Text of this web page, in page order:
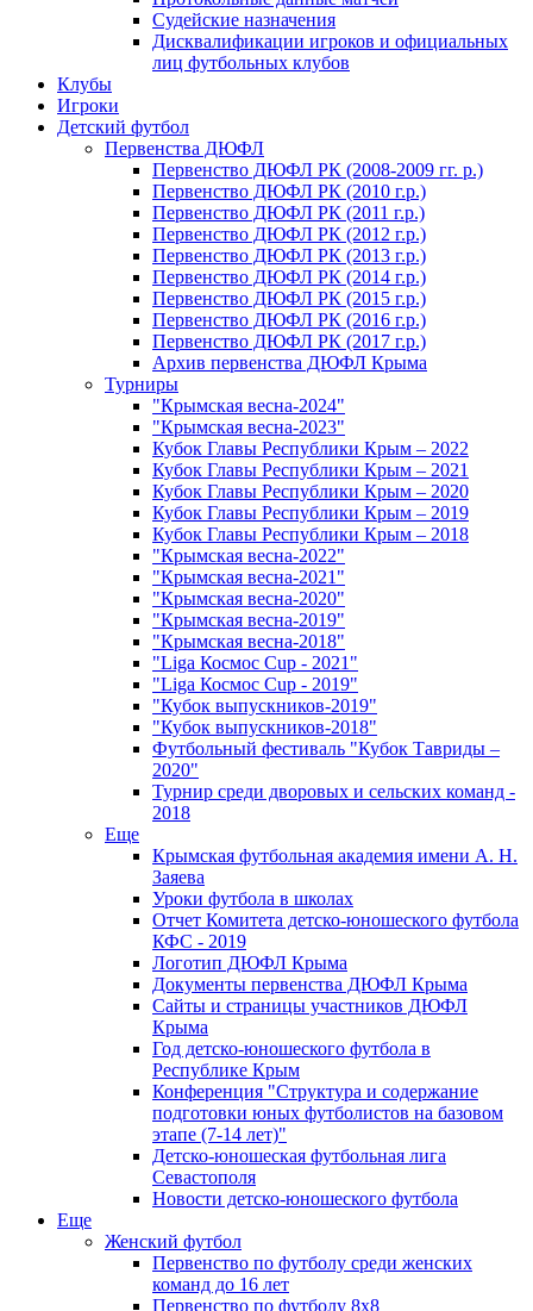
Судейские назначения
Дисквалификации игроков и официальных
лиц футбольных клубов
Клубы
Игроки
Детский футбол
Первенства ДЮФЛ
Первенство ДЮФЛ РК (2008-2009 гг. р.)
Первенство ДЮФЛ РК (2010 г.р.)
Первенство ДЮФЛ РК (2011 г.р.)
Первенство ДЮФЛ РК (2012 г.р.)
Первенство ДЮФЛ РК (2013 г.р.)
Первенство ДЮФЛ РК (2014 г.р.)
Первенство ДЮФЛ РК (2015 г.р.)
Первенство ДЮФЛ РК (2016 г.р.)
Первенство ДЮФЛ РК (2017 г.р.)
Архив первенства ДЮФЛ Крыма
Турниры
"Крымская весна-2024"
"Крымская весна-2023"
Кубок Главы Республики Крым – 2022
Кубок Главы Республики Крым – 2021
Кубок Главы Республики Крым – 2020
Кубок Главы Республики Крым – 2019
Кубок Главы Республики Крым – 2018
"Крымская весна-2022"
"Крымская весна-2021"
"Крымская весна-2020"
"Крымская весна-2019"
"Крымская весна-2018"
"Liga Космос Cup - 2021"
"Liga Космос Cup - 2019"
"Кубок выпускников-2019"
"Кубок выпускников-2018"
Футбольный фестиваль "Кубок Тавриды –
2020"
Турнир среди дворовых и сельских команд -
2018
Еще
Крымская футбольная академия имени А. Н.
Заяева
Уроки футбола в школах
Отчет Комитета детско-юношеского футбола
КФС - 2019
Логотип ДЮФЛ Крыма
Документы первенства ДЮФЛ Крыма
Сайты и страницы участников ДЮФЛ
Крыма
Год детско-юношеского футбола в
Республике Крым
Конференция "Структура и содержание
подготовки юных футболистов на базовом
этапе (7-14 лет)"
Детско-юношеская футбольная лига
Севастополя
Новости детско-юношеского футбола
Еще
Женский футбол
Первенство по футболу среди женских
команд до 16 лет
Первенство по футболу 8х8